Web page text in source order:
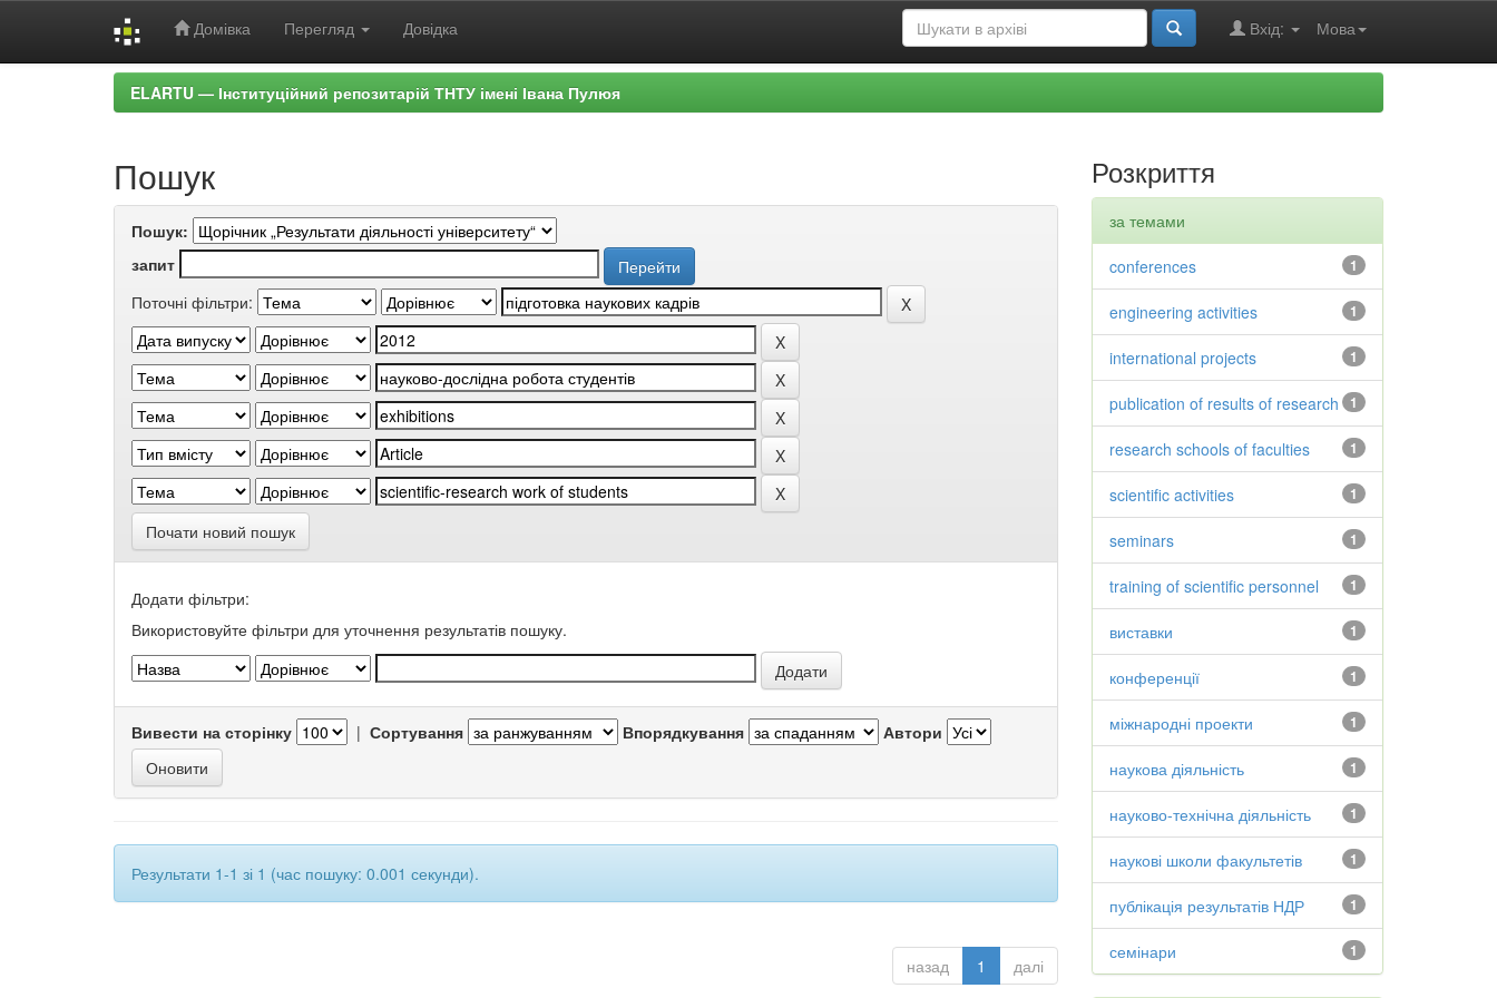
Домівка Перегляд Довідка Мова
Вхід:
ELARTU — Інституційний репозитарій ТНТУ імені Івана Пулюя
Пошук
Пошук:
запит
Поточні фільтри:
Почати новий пошук
Додати фільтри:
Використовуйте фільтри для уточнення результатів пошуку.
Вивести на сторінку | Сортування Впорядкування Автори
Результати 1-1 зі 1 (час пошуку: 0.001 секунди).
назад 1 далі
Розкриття
за темами
1
conferences
1
engineering activities
1
international projects
1
publication of results of research
1
research schools of faculties
1
scientific activities
1
seminars
1
training of scientific personnel
1
виставки
1
конференції
1
міжнародні проекти
1
наукова діяльність
1
науково-технічна діяльність
1
наукові школи факультетів
1
публікація результатів НДР
1
семінари